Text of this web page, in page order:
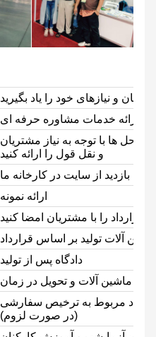
و نیازهای خود را یاد بگیرید
ارائه خدمات مشاوره حرفه ای
راه حل ها با توجه به نیاز مشتریان
و نقل قول را ارائه کنید
ارائه بازدید از سایت در کارخانه ما
ارائه نمونه
قرارداد را با مشتریان امضا کنید
دادگاه پس از تولید
ماشین آلات و تحویل در زمان
اسناد مربوط به ترخیص سفارشی
(در صورت لزوم)